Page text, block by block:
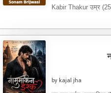
Kabir Thakur उम्र
by kajal jha